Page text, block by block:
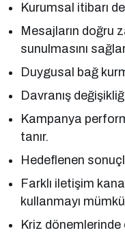
Kurumsal itibarı
Mesajların doğru
sunulmasını
Duygusal bağ
Davranış
Kampanya
tanır.
Hedeflenen
Farklı iletişim
kullanmayı
Kriz dönemlerinde